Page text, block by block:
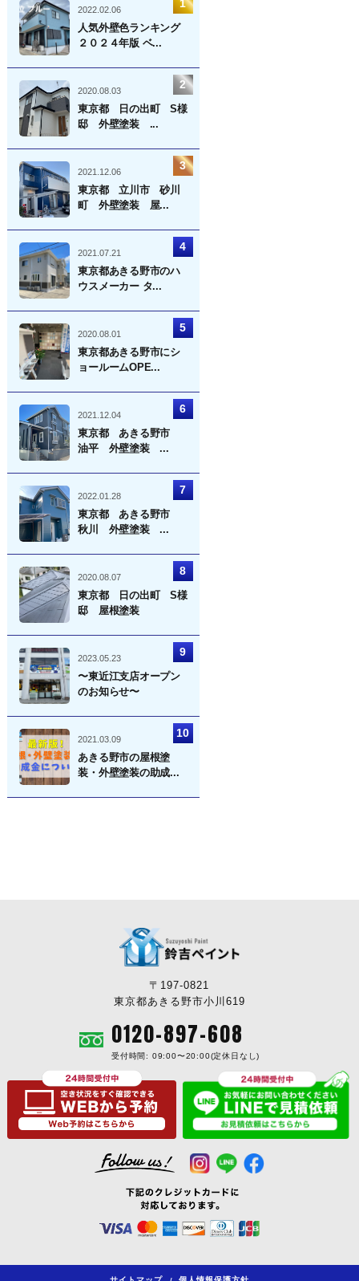
2022.02.06
人気外壁色ランキング
２０２４年版 ベ...
2020.08.03
東京都 日の出町 S様
邸 外壁塗装 ...
2021.12.06
東京都 立川市 砂川
町 外壁塗装 屋...
2021.07.21
東京都あきる野市のハ
ウスメーカー タ...
2020.08.01
東京都あきる野市にシ
ョールームOPE...
2021.12.04
東京都 あきる野市
油平 外壁塗装 ...
2022.01.28
東京都 あきる野市
秋川 外壁塗装 ...
2020.08.07
東京都 日の出町 S様
邸 屋根塗装
2023.05.23
〜東近江支店オープン
のお知らせ〜
2021.03.09
あきる野市の屋根塗
装・外壁塗装の助成...
〒197-0821
東京都あきる野市小川619
0120-897-608
受付時間: 09:00〜20:00(定休日なし)